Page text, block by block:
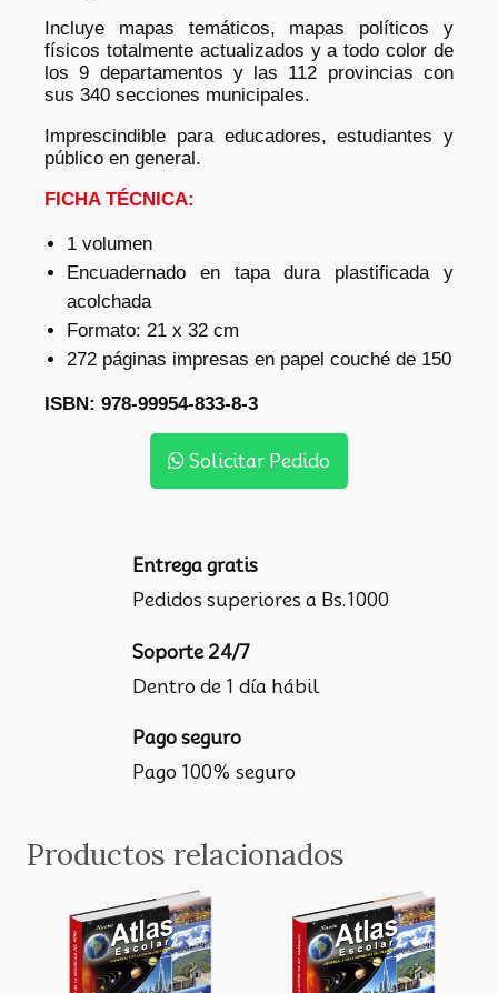
Incluye mapas temáticos, mapas políticos y
físicos totalmente actualizados y a todo color de
los 9 departamentos y las 112 provincias con
sus 340 secciones municipales.
Imprescindible para educadores, estudiantes y
público en general.
FICHA TÉCNICA:
1 volumen
Encuadernado en tapa dura plastificada y
acolchada
Formato: 21 x 32 cm
272 páginas impresas en papel couché de 150
ISBN: 978-99954-833-8-3
Solicitar Pedido
Entrega gratis
Pedidos superiores a Bs.1000
Soporte 24/7
Dentro de 1 día hábil
Pago seguro
Pago 100% seguro
Productos relacionados